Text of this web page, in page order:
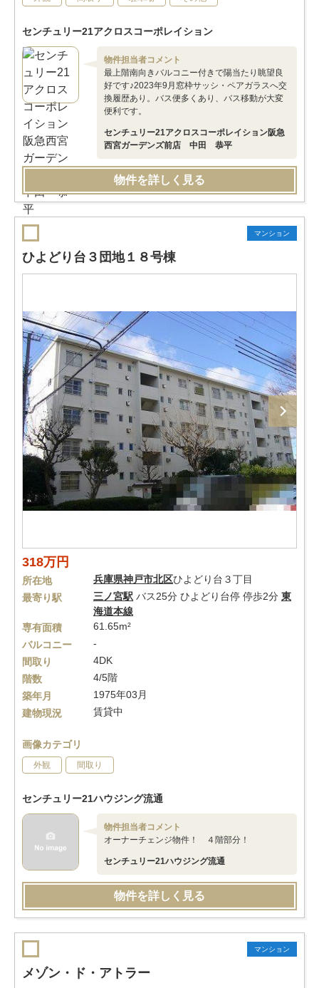
センチュリー21アクロスコーポレイション
物件担当者コメント
最上階南向きバルコニー付きで陽当たり眺望良
好です♪2023年9月窓枠サッシ・ペアガラスへ交
換履歴あり。バス便多くあり、バス移動が大変
便利です。
センチュリー21アクロスコーポレイション阪急
西宮ガーデンズ前店 中田 恭平
物件を詳しく見る
マンション
ひよどり台３団地１８号棟
318万円
所在地 兵庫県神戸市北区ひよどり台３丁目
最寄り駅
三ノ宮駅 バス25分 ひよどり台停 停歩2分 東
海道本線
専有面積
61.65m²
バルコニー
-
間取り
4DK
階数
4/5階
築年月
1975年03月
建物現況
賃貸中
画像カテゴリ
外観 間取り
センチュリー21ハウジング流通
物件担当者コメント
オーナーチェンジ物件！ ４階部分！
センチュリー21ハウジング流通
物件を詳しく見る
マンション
メゾン・ド・アトラー